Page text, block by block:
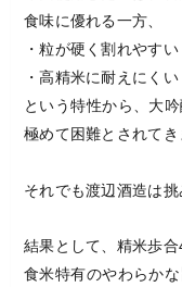
食味に優れる一方、
・粒が硬く割れやすい
・高精米に耐えにくい
という特性から、大
極めて困難とされてき
それでも渡辺酒造は挑
結果として、精米歩合
食米特有のやわらか